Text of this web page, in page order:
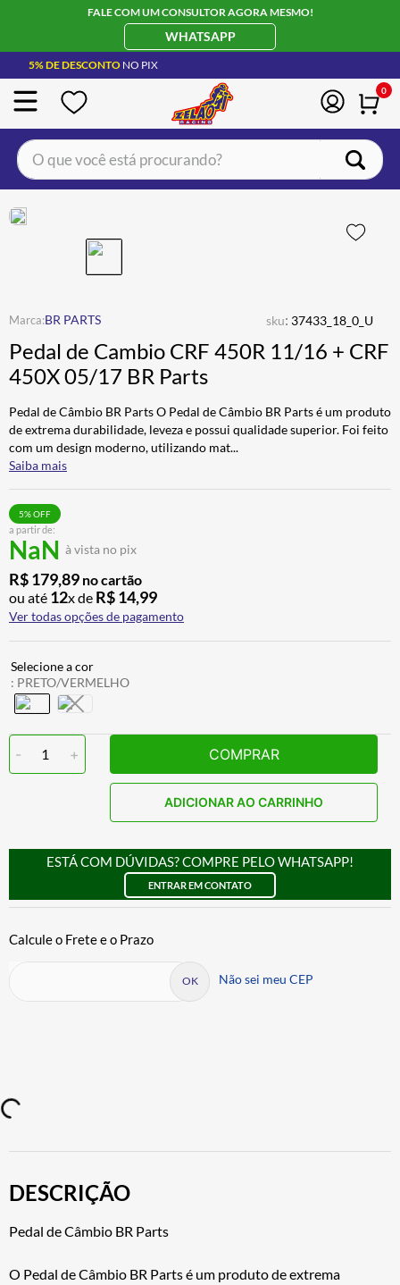
FALE COM UM CONSULTOR AGORA MESMO!
WHATSAPP
5% DE DESCONTO NO PIX
0
O que você está procurando?
BR PARTS sku: 37433_18_0_U
Pedal de Cambio CRF 450R 11/16 + CRF
450X 05/17 BR Parts
Pedal de Câmbio BR Parts O Pedal de Câmbio BR Parts é um produto
de extrema durabilidade, leveza e possui qualidade superior. Foi feito
com um design moderno, utilizando mat...
Saiba mais
a partir de:
NaN à vista no pix
5% OFF
R$179,89 no cartão
ou até 12x de R$14,99
Ver todas opções de pagamento
: PRETO/VERMELHO
- 1 + COMPRAR
ADICIONAR AO CARRINHO
ESTÁ COM DÚVIDAS? COMPRE PELO WHATSAPP!
ENTRAR EM CONTATO
Não sei meu CEP
DESCRIÇÃO
Pedal de Câmbio BR Parts
O Pedal de Câmbio BR Parts é um produto de extrema
BOTA
4º ÓCULOS SOLAR
5º LUVA
6º ALPINESTAR
7 º BAU
8º CALÇA
9º AIROH
10º